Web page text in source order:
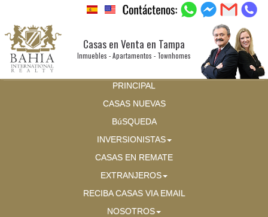
Casas en Venta en Tampa
Inmuebles - Apartamentos - Townhomes
PRINCIPAL
CASAS NUEVAS
BúSQUEDA
INVERSIONISTAS
CASAS EN REMATE
EXTRANJEROS
RECIBA CASAS VIA EMAIL
NOSOTROS